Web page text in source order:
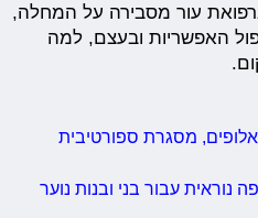
עור מסבירה על המחלה,
האפשריות ובעצם, למה
מסגרת ספורטיבית
נוראית עבור בני ובנות נוער